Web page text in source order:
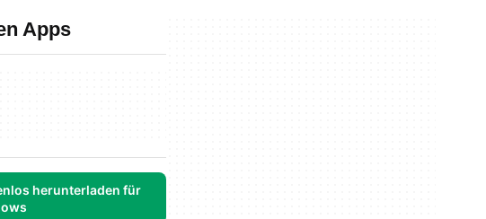
Apps
herunterladen für